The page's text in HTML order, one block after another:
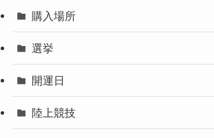
購入場所
選挙
開運日
陸上競技